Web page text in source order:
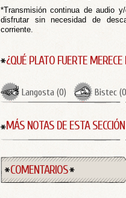
*Transmisión continua de audio
disfrutar sin necesidad de
corriente.
¿QUÉ PLATO FUERTE
Langosta (0) Bistec (0
MÁS NOTAS DE ESTA SECCIÓN
COMENTARIOS